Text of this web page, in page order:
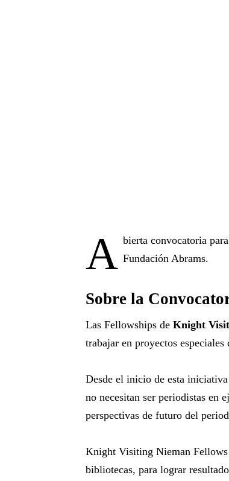
A bierta convocatoria
Fundación Abrams.
Sobre la
Las Fellowships de Knight
trabajar en proyectos
Desde el inicio de esta
no necesitan ser periodistas en
perspectivas de futuro del
Knight Visiting Nieman Fellows
bibliotecas, para lograr